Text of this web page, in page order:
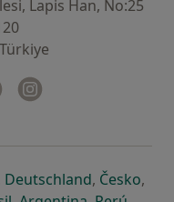
Lapis Han, No:25
açılır
sekmede açılır
Youtube
yeni bir sekmede açılır
açılır
sekmede açılır
bir sekmede açılır
Deutschlandyeni bir
, Českoyeni
,